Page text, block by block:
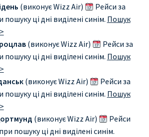
(виконує Wizz Air)
Рейси за
ці дні виділені синім. Пошук
(виконує Wizz Air)
Рейси за
ці дні виділені синім. Пошук
(виконує Wizz Air)
Рейси за
ці дні виділені синім. Пошук
(виконує Wizz Air)
Рейси
пошуку ці дні виділені синім.